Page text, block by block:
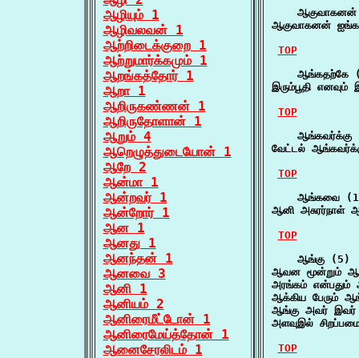
ஆழியும் 1
ஆழிவலவன் 1
ஆற்றிடைக்குறை 1
ஆற்றுமார்க்கமும் 1
ஆறங்கத்தோர் 1
ஆறா 1
ஆறிருகண்ணன் 1
ஆறிருதோளான் 1
ஆறும் 4
ஆறெழுத்துடையோன் 1
ஆறே 2
ஆன்மா 1
ஆன்றவர் 1
ஆன்றோர் 1
ஆன 1
ஆனது 1
ஆனந்தன் 1
ஆனவை 3
ஆனி 1
ஆனியம் 2
ஆனிரைமீட்டோன் 1
ஆனிரைமேய்த்தோன் 1
ஆனைசேரலிடம் 1
ஆகுவாகனன்
ஆகுவாகனன்
TOP
ஆங்கதற்கே
இரும்பூதி
TOP
ஆங்கவர்க்கு
வேட்டல்
TOP
ஆங்கவை
ஆனி
TOP
    ஆங்கு (5)
ஆவன மூன்றும்
அரங்கம்
ஆக்கிய பேரும்
ஆங்கு அவர் இவர்
அளவுஇல்
TOP